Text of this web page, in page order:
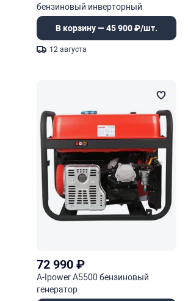
бензиновый инверторный
В корзину — 45 900 ₽/шт.
12 августа
72 990₽
A-Ipower A5500 бензиновый
генератор